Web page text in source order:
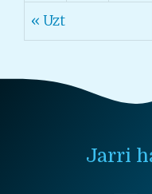
« Uzt
Jarri